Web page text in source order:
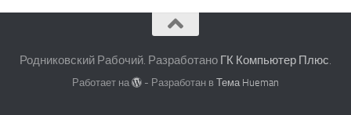
Родниковский Рабочий. Разработано ГК Компьютер Плюс.
Работает на - Разработан вТема Hueman